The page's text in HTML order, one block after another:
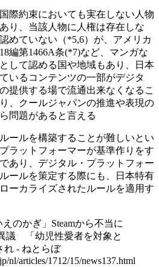
際約束においても実在しない人物
り、当該人物に人権は存在しな
めていない（*5,6）が、アメリカ
編第1466A条(*7)など、マンガな
して認める国や地域もあり、日本
いるコンテンツの一部がデジタ
提供する場で流通出来なくなるこ
、クールジャパンの推進や表現の
問題があると言える
ールを構築することが難しいとい
ラットフォーマーが基準作りをす
あり、デジタル・プラットフォー
ールを策定する際にも、日本特有
ーカライズされたルールを適用す
のかぎ」Steamから不当に
議 「幼児性愛者を対象と
れ - ねとらぼ
nl/articles/1712/15/news137.html